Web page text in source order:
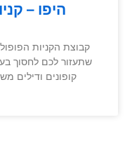
היפו –
קבוצת הקניות
שתעזור לכם לחסוך
קופונים ודילים